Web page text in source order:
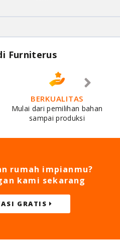
Furniterus
BERKUALITAS
Mulai dari pemilihan bahan
sampai produksi
rumah impianmu?
kami sekarang
GRATIS